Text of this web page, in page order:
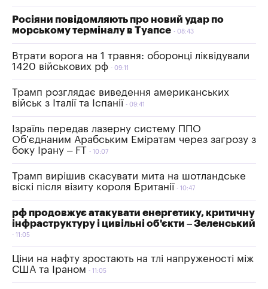
Росіяни повідомляють про новий удар по
морському терміналу в Туапсе
08:43
Втрати ворога на 1 травня: оборонці ліквідували
1420 військових рф
09:11
Трамп розглядає виведення американських
військ з Італії та Іспанії
09:41
Ізраїль передав лазерну систему ППО
Об’єднаним Арабським Еміратам через загрозу з
боку Ірану – FT
10:07
Трамп вирішив скасувати мита на шотландське
віскі після візиту короля Британії
10:47
рф продовжує атакувати енергетику, критичну
інфраструктуру і цивільні об'єкти – Зеленський
11:05
Ціни на нафту зростають на тлі напруженості між
США та Іраном
11:05